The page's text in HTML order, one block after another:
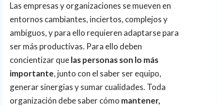
Las empresas y organizaciones se mueven en
entornos cambiantes, inciertos, complejos y
ambiguos, y para ello requieren adaptarse para
ser más productivas. Para ello deben
concientizar quelas personas son lo más
importante, junto con el saber ser equipo,
generar sinergias y sumar cualidades. Toda
organización debe saber cómo mantener,